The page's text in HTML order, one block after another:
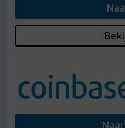
wel eens kan wijzigen.
Klantenservice
Er is een support
informatie die ze nodig
handelen via CEX.IO.
cryptocurrency